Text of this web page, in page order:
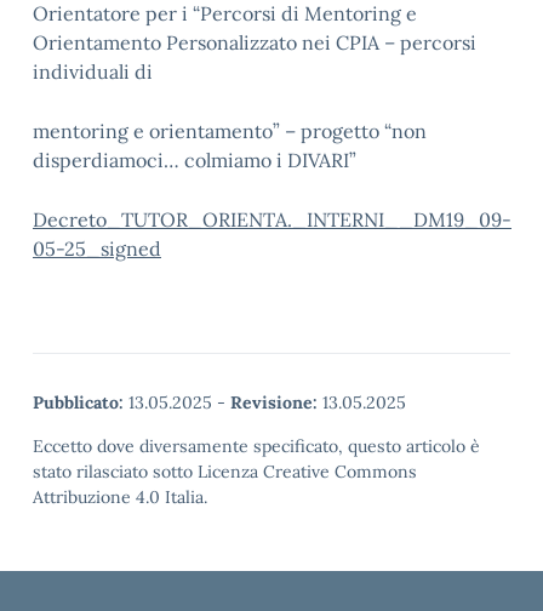
Orientatore per i “Percorsi di Mentoring e
Orientamento Personalizzato nei CPIA – percorsi
individuali di
mentoring e orientamento” – progetto “non
disperdiamoci… colmiamo i DIVARI”
Decreto_TUTOR_ORIENTA._INTERNI__DM19_09-
05-25_signed
Pubblicato: 13.05.2025 - Revisione: 13.05.2025
Eccetto dove diversamente specificato, questo articolo è
stato rilasciato sotto Licenza Creative Commons
Attribuzione 4.0 Italia.